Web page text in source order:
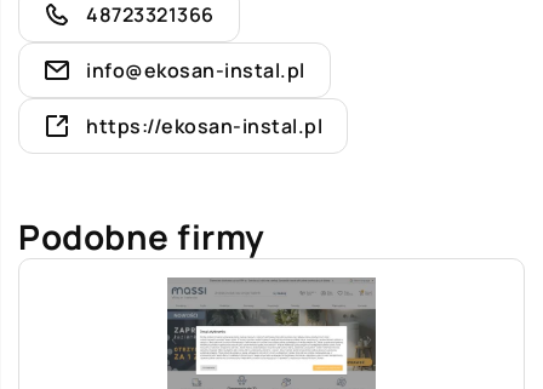
48723321366
info@ekosan-instal.pl
https://ekosan-instal.pl
Podobne firmy